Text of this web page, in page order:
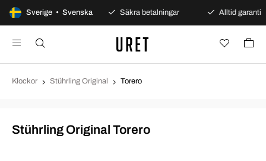
Sverige • Svenska
dagars öppet köp Säkra betalningar Alltid garanti
Klockor Stührling Original Torero
Stührling Original Torero